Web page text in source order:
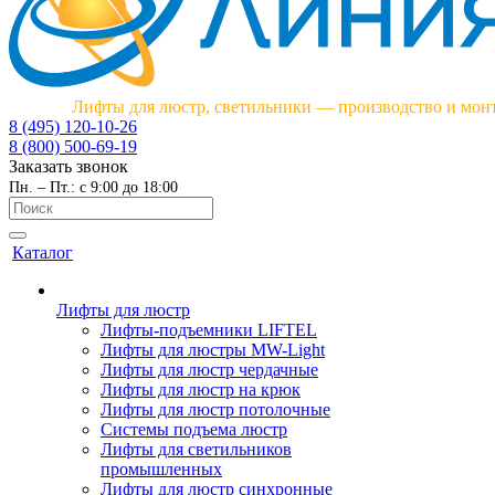
Лифты для люстр, светильники — производство и
8 (495) 120-10-26
8 (800) 500-69-19
Заказать звонок
Пн. – Пт.: с 9:00 до 18:00
Каталог
Лифты для люстр
Лифты-подъемники LIFTEL
Лифты для люстры MW-Light
Лифты для люстр чердачные
Лифты для люстр на крюк
Лифты для люстр потолочные
Системы подъема люстр
Лифты для светильников
промышленных
Лифты для люстр синхронные